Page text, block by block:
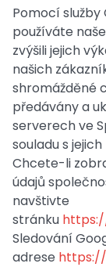
Pomocí služby
používáte
zvýšili jejich
našich
shromážděné
předávány a
serverech ve
souladu s
Chcete-li
údajů
navštivte
stránku
Sledování
adrese